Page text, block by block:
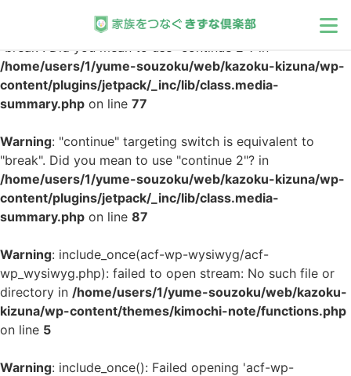
: "continue" targeting switch is equivalent to
"break". Did you mean to use "continue 2"? in
/home/users/1/yume-souzoku/web/kazoku-kizuna/wp-
content/plugins/jetpack/_inc/lib/class.media-
summary.php on line 77
Warning: "continue" targeting switch is equivalent to
"break". Did you mean to use "continue 2"? in
/home/users/1/yume-souzoku/web/kazoku-kizuna/wp-
content/plugins/jetpack/_inc/lib/class.media-
summary.php on line 87
Warning: include_once(acf-wp-wysiwyg/acf-
wp_wysiwyg.php): failed to open stream: No such file or
directory in /home/users/1/yume-souzoku/web/kazoku-
kizuna/wp-content/themes/kimochi-note/functions.php
on line 5
Warning: include_once(): Failed opening 'acf-wp-
家族
介護
メンタル
モラル
インタビュー
公募